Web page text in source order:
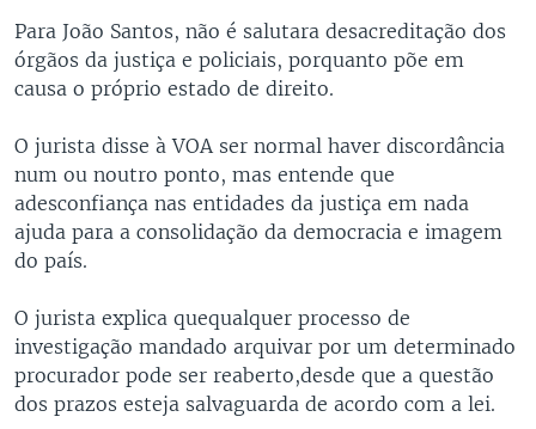
Para João Santos, não é salutara desacreditação dos
órgãos da justiça e policiais, porquanto põe em
causa o próprio estado de direito.
O jurista disse à VOA ser normal haver discordância
num ou noutro ponto, mas entende que
adesconfiança nas entidades da justiça em nada
ajuda para a consolidação da democracia e imagem
do país.
O jurista explica quequalquer processo de
investigação mandado arquivar por um determinado
procurador pode ser reaberto,desde que a questão
dos prazos esteja salvaguarda de acordo com a lei.